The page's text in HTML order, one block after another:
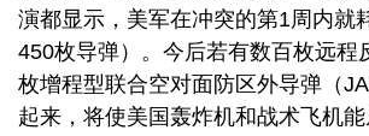
演都显示，美军在冲突的第1周内就
450枚导弹）。今后若有数百枚远程
枚增程型联合空对面防区外导弹（
起来，将使美国轰炸机和战术飞机